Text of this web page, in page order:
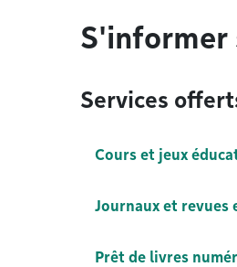
S'informer
Services
Cours et jeux
Journaux et revues
Prêt de livres